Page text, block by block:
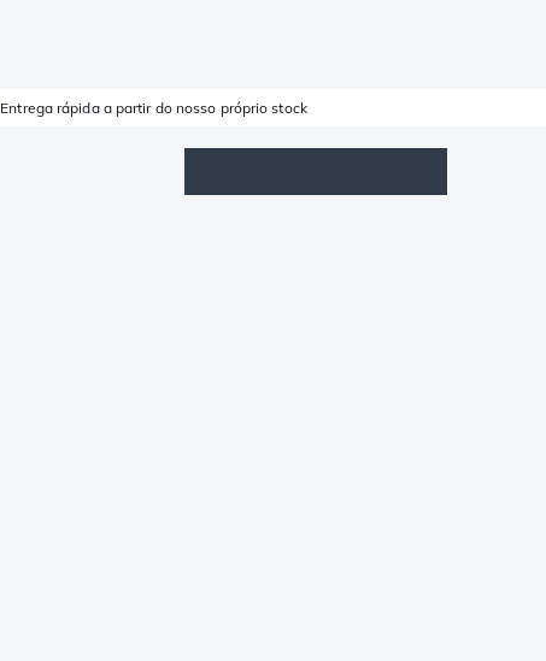
Entrega rápida a partir do nosso próprio stock